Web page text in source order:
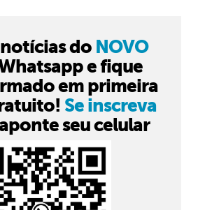
do NOVO
e fique
em primeira
Se inscreva
seu celular